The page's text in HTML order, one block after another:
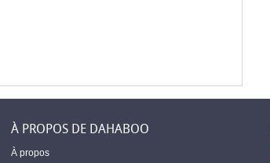
À PROPOS DE DAHABOO
À propos